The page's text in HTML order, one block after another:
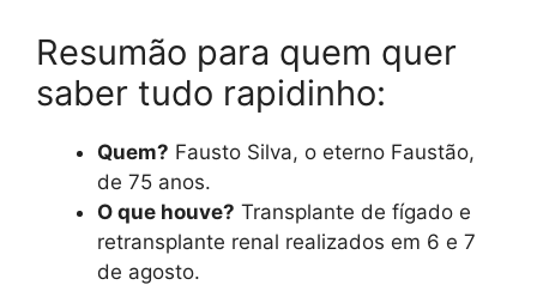
Resumão para quem quer
saber tudo rapidinho:
Quem? Fausto Silva, o eterno Faustão,
de 75 anos.
O que houve? Transplante de fígado e
retransplante renal realizados em 6 e 7
de agosto.